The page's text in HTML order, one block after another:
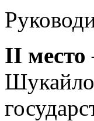
II место